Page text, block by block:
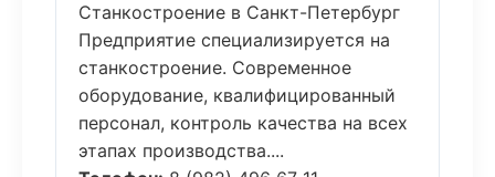
Станкостроение в Санкт-Петербург
Предприятие специализируется на
станкостроение. Современное
оборудование, квалифицированный
персонал, контроль качества на всех
этапах производства....